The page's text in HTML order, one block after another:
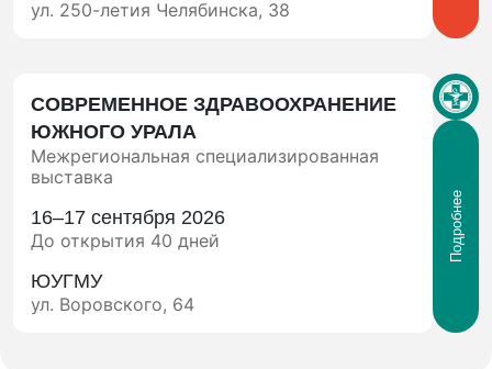
ул. 250-летия Челябинска, 38
СОВРЕМЕННОЕ ЗДРАВООХРАНЕНИЕ
ЮЖНОГО УРАЛА
Межрегиональная специализированная
выставка
16–17 сентября 2026
До открытия 40 дней
ЮУГМУ
ул. Воровского, 64
Подробнее